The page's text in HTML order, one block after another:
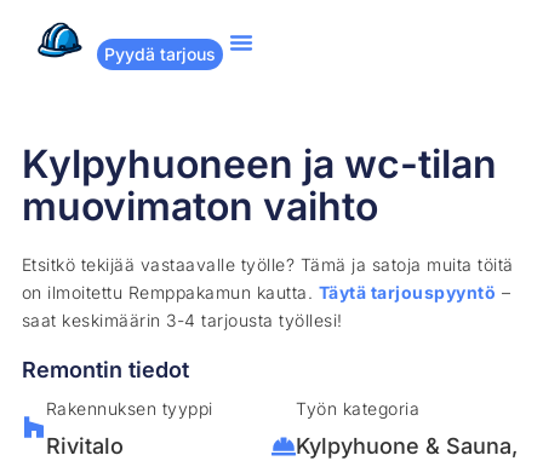
Pyydä tarjous
Kylpyhuoneen ja wc-tilan
muovimaton vaihto
Etsitkö tekijää vastaavalle työlle? Tämä ja satoja muita töitä
on ilmoitettu Remppakamun kautta. Täytä tarjouspyyntö –
saat keskimäärin 3-4 tarjousta työllesi!
Remontin tiedot
Rakennuksen tyyppi
Rivitalo
Työn kategoria
Kylpyhuone & Sauna,